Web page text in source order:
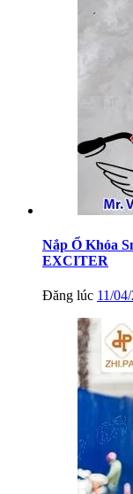
Nắp Ổ Khóa
EXCITER
Đăng lúc 11/